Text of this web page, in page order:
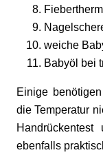
weiche
Babyöl bei
Einige
die Temperatur
ebenfalls